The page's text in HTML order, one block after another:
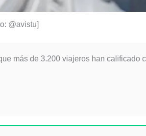
@avistu]
más de 3.200 viajeros han calificado